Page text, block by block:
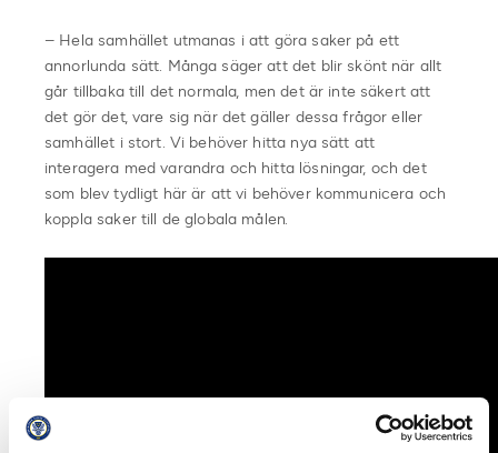
– Hela samhället utmanas i att göra saker på ett
annorlunda sätt. Många säger att det blir skönt när allt
går tillbaka till det normala, men det är inte säkert att
det gör det, vare sig när det gäller dessa frågor eller
samhället i stort. Vi behöver hitta nya sätt att
interagera med varandra och hitta lösningar, och det
som blev tydligt här är att vi behöver kommunicera och
koppla saker till de globala målen.